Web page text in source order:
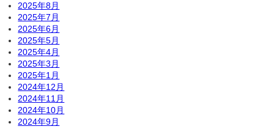
2025年8月
2025年7月
2025年6月
2025年5月
2025年4月
2025年3月
2025年1月
2024年12月
2024年11月
2024年10月
2024年9月